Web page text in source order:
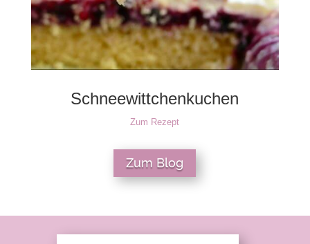
Schneewittchenkuchen
Zum Rezept
Zum Blog